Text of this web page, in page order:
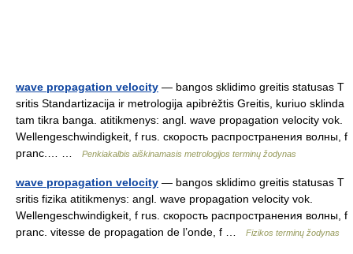
wave propagation velocity — bangos sklidimo greitis statusas T
sritis Standartizacija ir metrologija apibrėžtis Greitis, kuriuo sklinda
tam tikra banga. atitikmenys: angl. wave propagation velocity vok.
Wellengeschwindigkeit, f rus. скорость распространения волны, f
pranc.… …
Penkiakalbis aiškinamasis metrologijos terminų žodynas
wave propagation velocity — bangos sklidimo greitis statusas T
sritis fizika atitikmenys: angl. wave propagation velocity vok.
Wellengeschwindigkeit, f rus. скорость распространения волны, f
pranc. vitesse de propagation de l’onde, f …
Fizikos terminų žodynas